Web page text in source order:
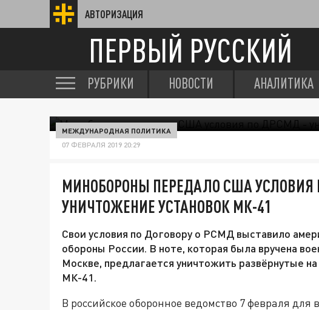
АВТОРИЗАЦИЯ
ПЕРВЫЙ РУССКИЙ
РУБРИКИ НОВОСТИ АНАЛИТИКА
МЕЖДУНАРОДНАЯ ПОЛИТИКА
07 ФЕВРАЛЯ 2019 20:29
МИНОБОРОНЫ ПЕРЕДАЛО США УСЛОВИЯ
УНИЧТОЖЕНИЕ УСТАНОВОК МК-41
Свои условия по Договору о РСМД выставило
обороны России. В ноте, которая была вручена
Москве, предлагается уничтожить развёрнутые
MК-41.
В российское оборонное ведомство 7 февраля для